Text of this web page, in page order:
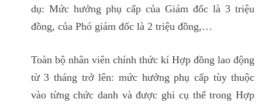
dụ: Mức hưởng phụ cấp của Giám đốc là 3 triệu
đồng, của Phó giám đốc là 2 triệu đồng,…
Toàn bộ nhân viên chính thức kí Hợp đồng lao động
từ 3 tháng trở lên: mức hưởng phụ cấp tùy thuộc
vào từng chức danh và được ghi cụ thể trong Hợp